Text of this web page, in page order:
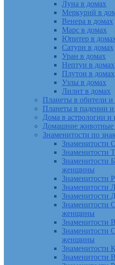
Луна в домах
Меркурий в
Венера в домах
Марс в домах
Юпитер в
Сатурн в домах
Уран в домах
Нептун в домах
Плутон в домах
Узлы в домах
Лилит в домах
Планеты в обители и
Планеты в падении и
Дома в астрологии и
Домашние животные
Знаменитости по
Знаменитости
женщины
Знаменитости
женщины
Знаменитости
женщины
Знаменитости